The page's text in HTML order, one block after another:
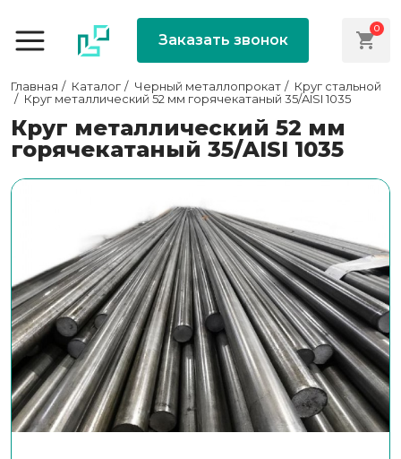
Заказать звонок
0
Главная Каталог Черный металлопрокат
Круг стальной
Круг металлический 52 мм горячекатаный 35/AISI 1035
Круг металлический 52 мм
горячекатаный 35/AISI 1035